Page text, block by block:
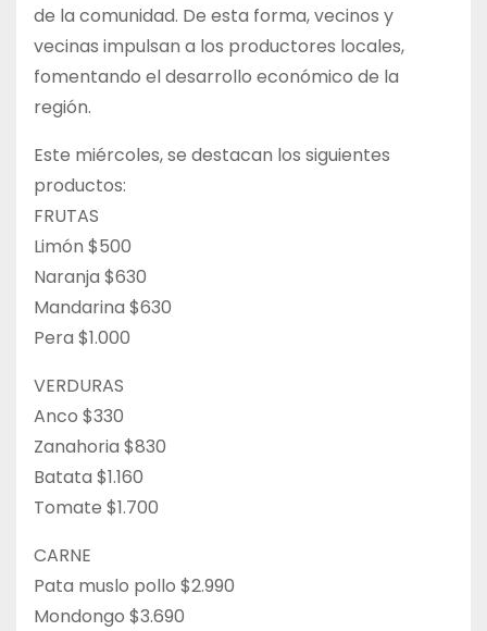
de la comunidad. De esta forma, vecinos y
vecinas impulsan a los productores locales,
fomentando el desarrollo económico de la
región.
Este miércoles, se destacan los siguientes
productos:
FRUTAS
Limón $500
Naranja $630
Mandarina $630
Pera $1.000
VERDURAS
Anco $330
Zanahoria $830
Batata $1.160
Tomate $1.700
CARNE
Pata muslo pollo $2.990
Mondongo $3.690